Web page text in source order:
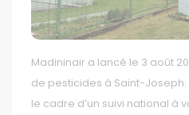
Madininair a lancé le 3 août
de pesticides à Saint-
le cadre d’un suivi national à